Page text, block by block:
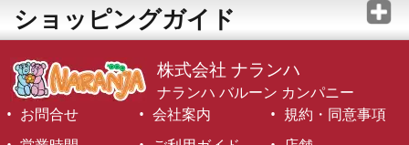
ショッピングガイド
株式会社 ナランハ
ナランハ バルーン カンパニー
お問合せ
会社案内
規約・同意事項